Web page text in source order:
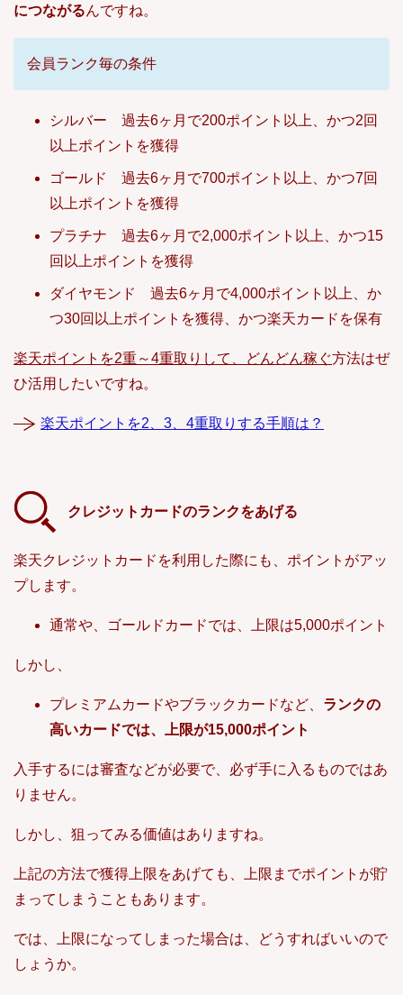
につながるんですね。
会員ランク毎の条件
シルバー 過去6ヶ月で200ポイント以上、かつ2回
以上ポイントを獲得
ゴールド 過去6ヶ月で700ポイント以上、かつ7回
以上ポイントを獲得
プラチナ 過去6ヶ月で2,000ポイント以上、かつ15
回以上ポイントを獲得
ダイヤモンド 過去6ヶ月で4,000ポイント以上、か
つ30回以上ポイントを獲得、かつ楽天カードを保有
楽天ポイントを2重～4重取りして、どんどん稼ぐ方法はぜ
ひ活用したいですね。
楽天ポイントを2、3、4重取りする手順は？
クレジットカードのランクをあげる
楽天クレジットカードを利用した際にも、ポイントがアッ
プします。
通常や、ゴールドカードでは、上限は5,000ポイント
しかし、
プレミアムカードやブラックカードなど、 ランクの
高いカードでは、上限が15,000ポイント
入手するには審査などが必要で、必ず手に入るものではあ
りません。
しかし、狙ってみる価値はありますね。
上記の方法で獲得上限をあげても、上限までポイントが貯
まってしまうこともあります。
では、上限になってしまった場合は、どうすればいいので
しょうか。